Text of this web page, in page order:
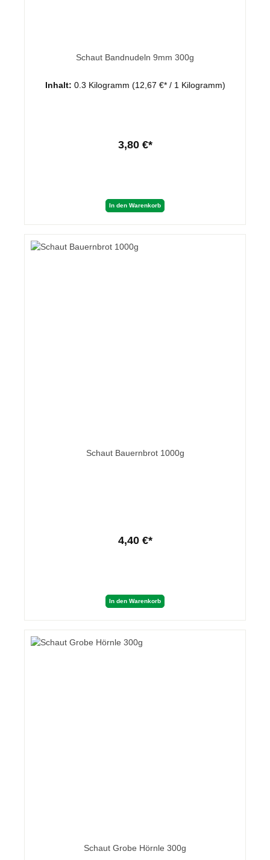
Schaut Bandnudeln 9mm 300g
Inhalt: 0.3 Kilogramm (12,67 €* / 1 Kilogramm)
3,80 €*
In den Warenkorb
Schaut Bauernbrot 1000g
4,40 €*
In den Warenkorb
Schaut Grobe Hörnle 300g